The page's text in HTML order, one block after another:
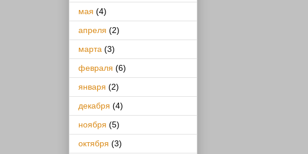
мая (4)
апреля (2)
марта (3)
февраля (6)
января (2)
декабря (4)
ноября (5)
октября (3)